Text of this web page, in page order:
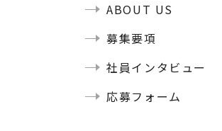
ABOUT US
募集要項
社員インタビュー
応募フォーム